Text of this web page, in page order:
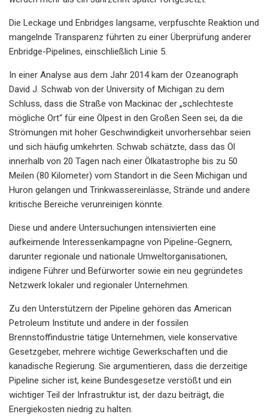
Die Leckage und Enbridges langsame, verpfuschte Reaktion und
mangelnde Transparenz führten zu einer Überprüfung anderer
Enbridge-Pipelines, einschließlich Linie 5.
In einer Analyse aus dem Jahr 2014 kam der Ozeanograph
David J. Schwab von der University of Michigan zu dem
Schluss, dass die Straße von Mackinac der „schlechteste
mögliche Ort“ für eine Ölpest in den Großen Seen sei, da die
Strömungen mit hoher Geschwindigkeit unvorhersehbar seien
und sich häufig umkehrten. Schwab schätzte, dass das Öl
innerhalb von 20 Tagen nach einer Ölkatastrophe bis zu 50
Meilen (80 Kilometer) vom Standort in die Seen Michigan und
Huron gelangen und Trinkwassereinlässe, Strände und andere
kritische Bereiche verunreinigen könnte.
Diese und andere Untersuchungen intensivierten eine
aufkeimende Interessenkampagne von Pipeline-Gegnern,
darunter regionale und nationale Umweltorganisationen,
indigene Führer und Befürworter sowie ein neu gegründetes
Netzwerk lokaler und regionaler Unternehmen.
Zu den Unterstützern der Pipeline gehören das American
Petroleum Institute und andere in der fossilen
Brennstoffindustrie tätige Unternehmen, viele konservative
Gesetzgeber, mehrere wichtige Gewerkschaften und die
kanadische Regierung. Sie argumentieren, dass die derzeitige
Pipeline sicher ist, keine Bundesgesetze verstößt und ein
wichtiger Teil der Infrastruktur ist, der dazu beiträgt, die
Energiekosten niedrig zu halten.